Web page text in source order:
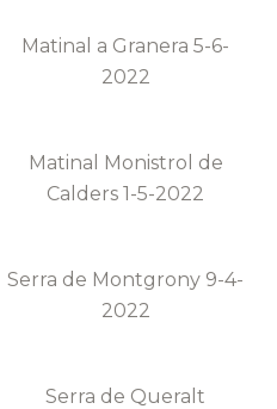
Matinal a Granera 5-6-
2022
Matinal Monistrol de
Calders 1-5-2022
Serra de Montgrony 9-4-
2022
Serra de Queralt